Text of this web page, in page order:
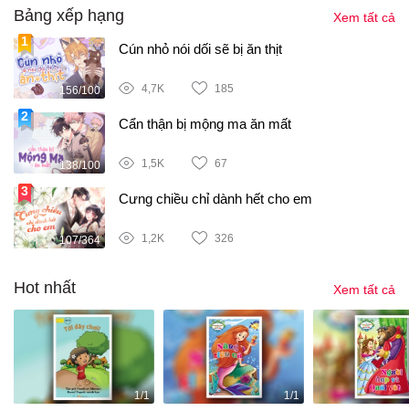
Bảng xếp hạng Xem tất cả
156/100
Cún nhỏ nói dối sẽ bị ăn thịt
4,7K 185
138/100
Cẩn thận bị mộng ma ăn mất
1,5K 67
107/364
Cưng chiều chỉ dành hết cho em
1,2K 326
Hot nhất Xem tất cả
1/1 1/1